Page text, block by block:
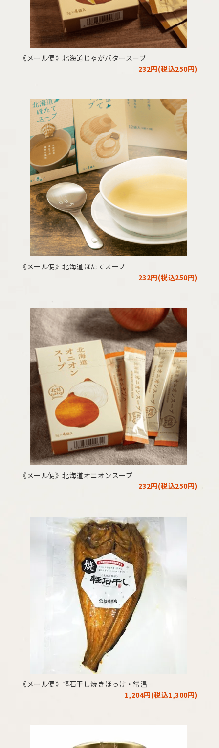
《メール便》北海道じゃがバタースープ
232円(税込250円)
《メール便》北海道ほたてスープ
232円(税込250円)
《メール便》北海道オニオンスープ
232円(税込250円)
《メール便》軽石干し焼きほっけ・常温
1,204円(税込1,300円)